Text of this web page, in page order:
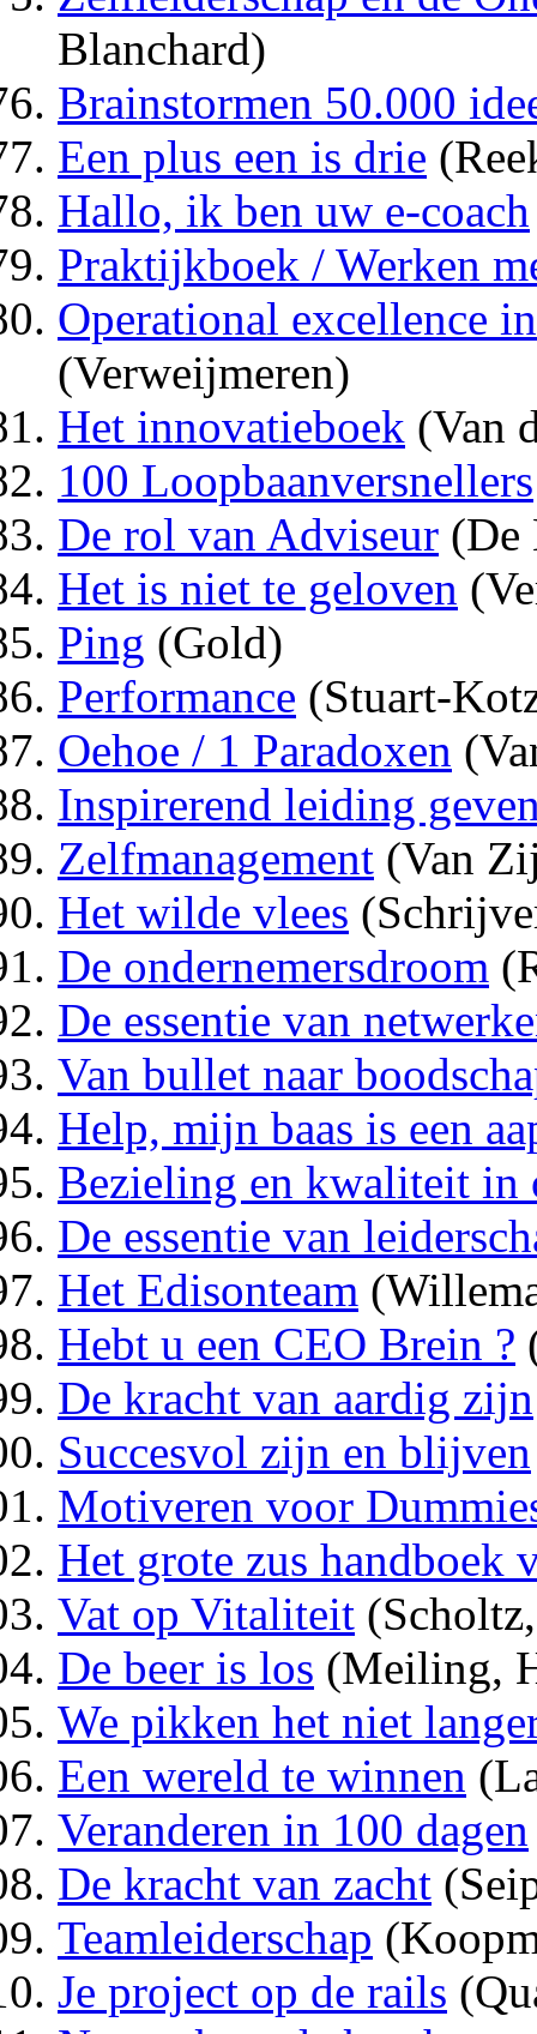
Blanchard)
Brainstormen 50.000
Een plus een is drie
Hallo, ik ben uw e-coach
Praktijkboek / Werken
Operational excellence
(Verweijmeren)
Het innovatieboek (Van
100 Loopbaanversnellers
De rol van Adviseur (De
Het is niet te geloven
Ping (Gold)
Performance (Stuart-
Oehoe / 1 Paradoxen
Inspirerend leiding
Zelfmanagement (Van
Het wilde vlees
De ondernemersdroom
De essentie van
Van bullet naar
Help, mijn baas is een
Bezieling en kwaliteit in
De essentie van
Het Edisonteam
Hebt u een CEO Brein ?
De kracht van aardig zijn
Succesvol zijn en blijven
Motiveren voor
Het grote zus handboek
Vat op Vitaliteit
De beer is los (Meiling,
We pikken het niet
Een wereld te winnen
Veranderen in 100 dagen
De kracht van zacht
Teamleiderschap
Je project op de rails